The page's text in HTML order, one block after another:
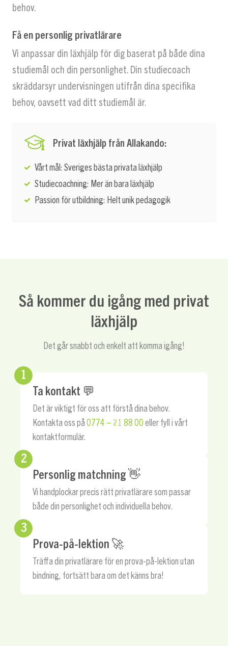
behov.
Få en personlig privatlärare
Vi anpassar din läxhjälp för dig baserat på både dina
studiemål och din personlighet. Din studiecoach
skräddarsyr undervisningen utifrån dina specifika
behov, oavsett vad ditt studiemål är.
Privat läxhjälp från Allakando:
Vårt mål: Sveriges bästa privata läxhjälp
Studiecoachning: Mer än bara läxhjälp
Passion för utbildning: Helt unik pedagogik
Så kommer du igång med privat
läxhjälp
Det går snabbt och enkelt att komma igång!
1
Ta kontakt 💬
Det är viktigt för oss att förstå dina behov.
Kontakta oss på0774 – 21 88 00eller fyll i vårt
kontaktformulär.
2
Personlig matchning 👋
Vi handplockar precis rätt privatlärare som passar
både din personlighet och individuella behov.
3
Prova-på-lektion 🚀
Träffa din privatlärare för en prova-på-lektion utan
bindning, fortsätt bara om det känns bra!